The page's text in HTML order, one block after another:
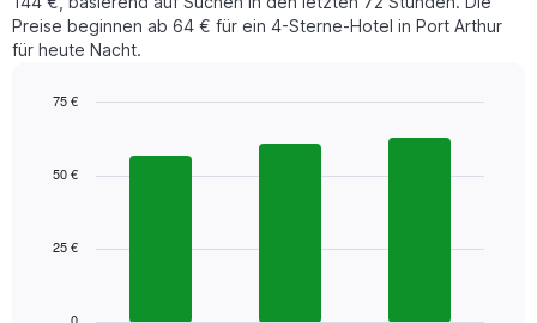
den
durchschnittlichen
Zimmerpreis
für
den
jeweiligen
Das
die
Preise beginnen ab 64 € für ein 4-Sterne-Hotel in Port Arthur
für heute Nacht.
with
Das
25 €
50 €
75 €